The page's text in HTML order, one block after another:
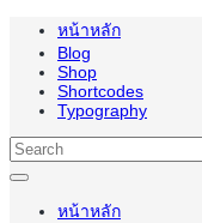
หน้าหลัก
Blog
Shop
Shortcodes
Typography
หน้าหลัก